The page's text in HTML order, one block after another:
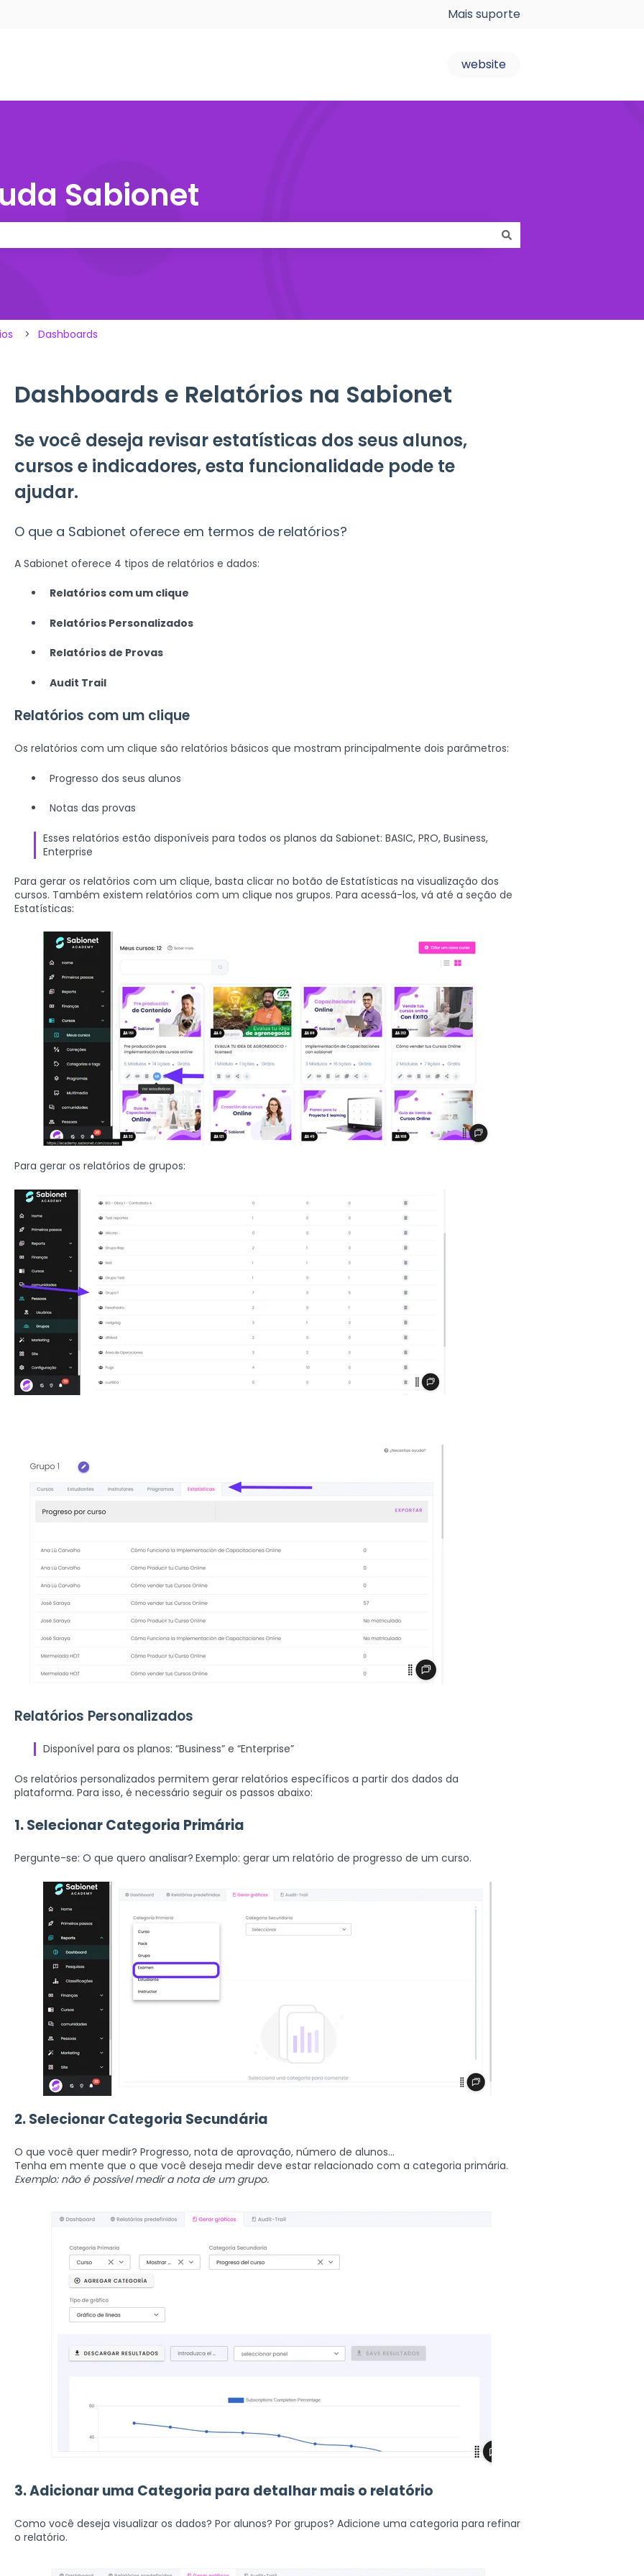
para traduções Mais suporte
website
Sabionet
Dashboards
Dashboards e Relatórios na Sabionet
Se você deseja revisar estatísticas dos seus alunos,
cursos e indicadores, esta funcionalidade pode te
ajudar.
O que a Sabionet oferece em termos de relatórios?
A Sabionet oferece 4 tipos de relatórios e dados:
Relatórios com um clique
Relatórios Personalizados
Relatórios de Provas
Audit Trail
Relatórios com um clique
Os relatórios com um clique são relatórios básicos que mostram principalmente dois parâmetros:
Progresso dos seus alunos
Notas das provas
Esses relatórios estão disponíveis para todos os planos da Sabionet: BASIC, PRO, Business,
Enterprise
Para gerar os relatórios com um clique, basta clicar no botão de Estatísticas na visualização dos
cursos. Também existem relatórios com um clique nos grupos. Para acessá-los, vá até a seção de
Estatísticas:
Para gerar os relatórios de grupos:
Relatórios Personalizados
Disponível para os planos: “Business” e “Enterprise”
Os relatórios personalizados permitem gerar relatórios específicos a partir dos dados da
plataforma. Para isso, é necessário seguir os passos abaixo:
1. Selecionar Categoria Primária
Pergunte-se: O que quero analisar? Exemplo: gerar um relatório de progresso de um curso.
2. Selecionar Categoria Secundária
O que você quer medir? Progresso, nota de aprovação, número de alunos...
Tenha em mente que o que você deseja medir deve estar relacionado com a categoria primária.
Exemplo: não é possível medir a nota de um grupo.
3. Adicionar uma Categoria para detalhar mais o relatório
Como você deseja visualizar os dados? Por alunos? Por grupos? Adicione uma categoria para refinar
o relatório.